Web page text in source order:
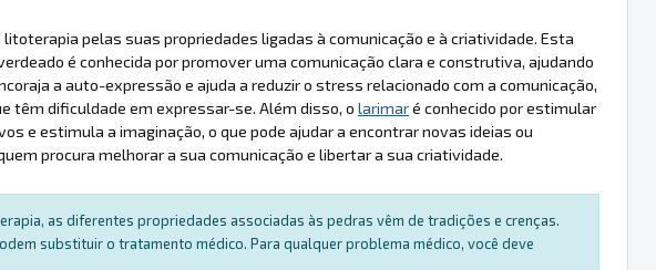
pelas suas propriedades ligadas à comunicação e à criatividade. Esta
é conhecida por promover uma comunicação clara e construtiva, ajudando
a auto-expressão e ajuda a reduzir o stress relacionado com a comunicação,
têm dificuldade em expressar-se. Além disso, o larimaré conhecido por estimular
e estimula a imaginação, o que pode ajudar a encontrar novas ideias ou
procura melhorar a sua comunicação e libertar a sua criatividade.
as diferentes propriedades associadas às pedras vêm de tradições e crenças.
substituir o tratamento médico. Para qualquer problema médico, você deve